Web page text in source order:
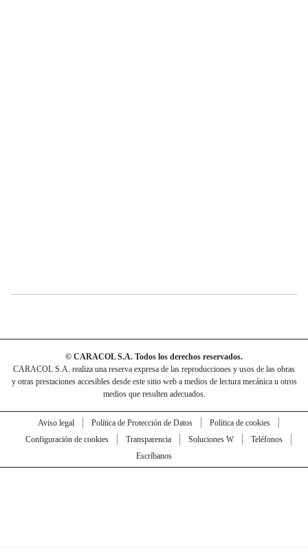
© CARACOL S.A. Todos los derechos reservados.
CARACOL S.A. realiza una reserva expresa de las reproducciones y usos de las obras
y otras prestaciones accesibles desde este sitio web a medios de lectura mecánica u otros
medios que resulten adecuados.
Aviso legal Política de Protección de Datos
Política de cookies
Configuración de cookies
Transparencia Soluciones W
Teléfonos
Escríbanos